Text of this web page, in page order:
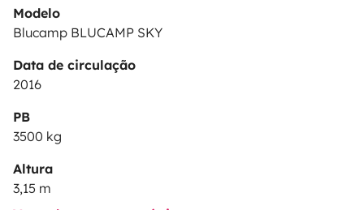
Modelo
Blucamp BLUCAMP SKY
Data de circulação
2016
PB
3500 kg
Altura
3,15 m